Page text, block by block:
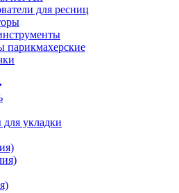
для ресниц
укладки